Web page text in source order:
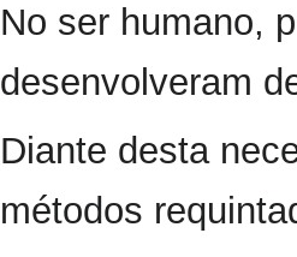
No ser humano,
desenvolveram
Diante desta
métodos